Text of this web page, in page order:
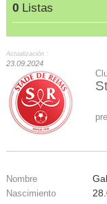
0 Listas
Actualización :
23.09.2024
Nombre
Nascimiento